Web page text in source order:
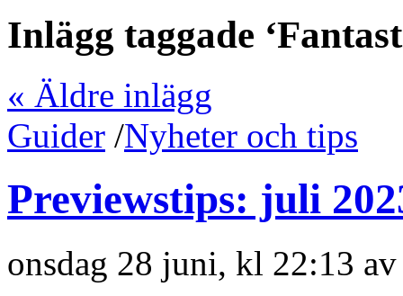
Inlägg taggade
« Äldre inlägg
Guider /Nyheter och tips
Previewstips: juli
onsdag 28 juni, kl 22:13 av